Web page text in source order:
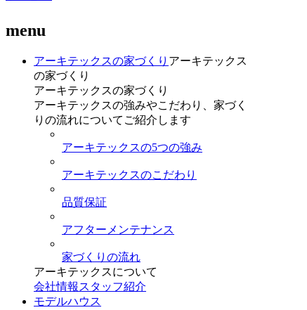
menu
アーキテックスの家づくり アーキテックス
の家づくり
アーキテックスの家づくり
アーキテックスの強みやこだわり、家づく
りの流れについてご紹介します
アーキテックスの5つの強み
アーキテックスのこだわり
品質保証
アフターメンテナンス
家づくりの流れ
アーキテックスについて
会社情報 スタッフ紹介
モデルハウス